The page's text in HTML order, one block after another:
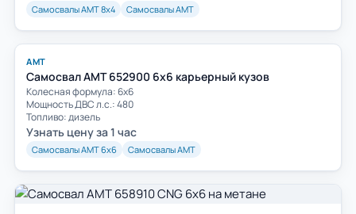
Самосвалы АМТ 8х4 Самосвалы АМТ
АМТ
Самосвал AMT 652900 6х6 карьерный кузов
Колесная формула: 6х6
Мощность ДВС л.с.: 480
Топливо: дизель
Узнать цену за 1 час
Самосвалы АМТ 6х6 Самосвалы АМТ